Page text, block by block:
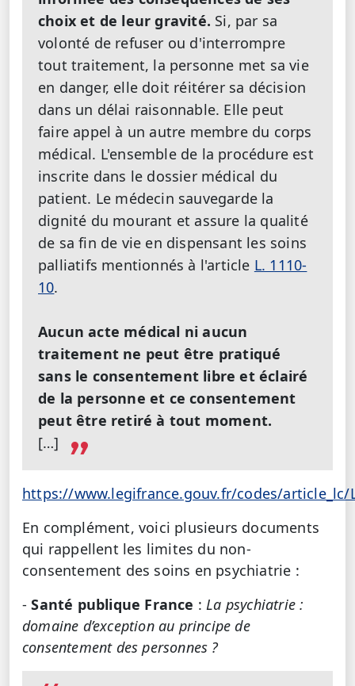
choix et de leur gravité. Si, par sa
volonté de refuser ou d'interrompre
tout traitement, la personne met sa vie
en danger, elle doit réitérer sa décision
dans un délai raisonnable. Elle peut
faire appel à un autre membre du corps
médical. L'ensemble de la procédure est
inscrite dans le dossier médical du
patient. Le médecin sauvegarde la
dignité du mourant et assure la qualité
de sa fin de vie en dispensant les soins
palliatifs mentionnés à l'article L. 1110-
10.
Aucun acte médical ni aucun
traitement ne peut être pratiqué
sans le consentement libre et éclairé
de la personne et ce consentement
peut être retiré à tout moment.
[…]
https://www.legifrance.gouv.fr/codes/article_lc/
En complément, voici plusieurs documents
qui rappellent les limites du non-
consentement des soins en psychiatrie :
-Santé publique France : La psychiatrie :
domaine d’exception au principe de
consentement des personnes ?